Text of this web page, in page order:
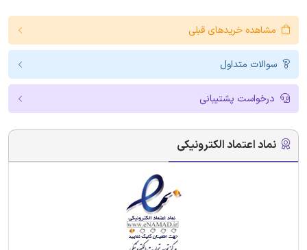
مشاهده خریدهای قبلی
سوالات متداول
درخواست پشتیبانی
نماد اعتماد الکترونیکی